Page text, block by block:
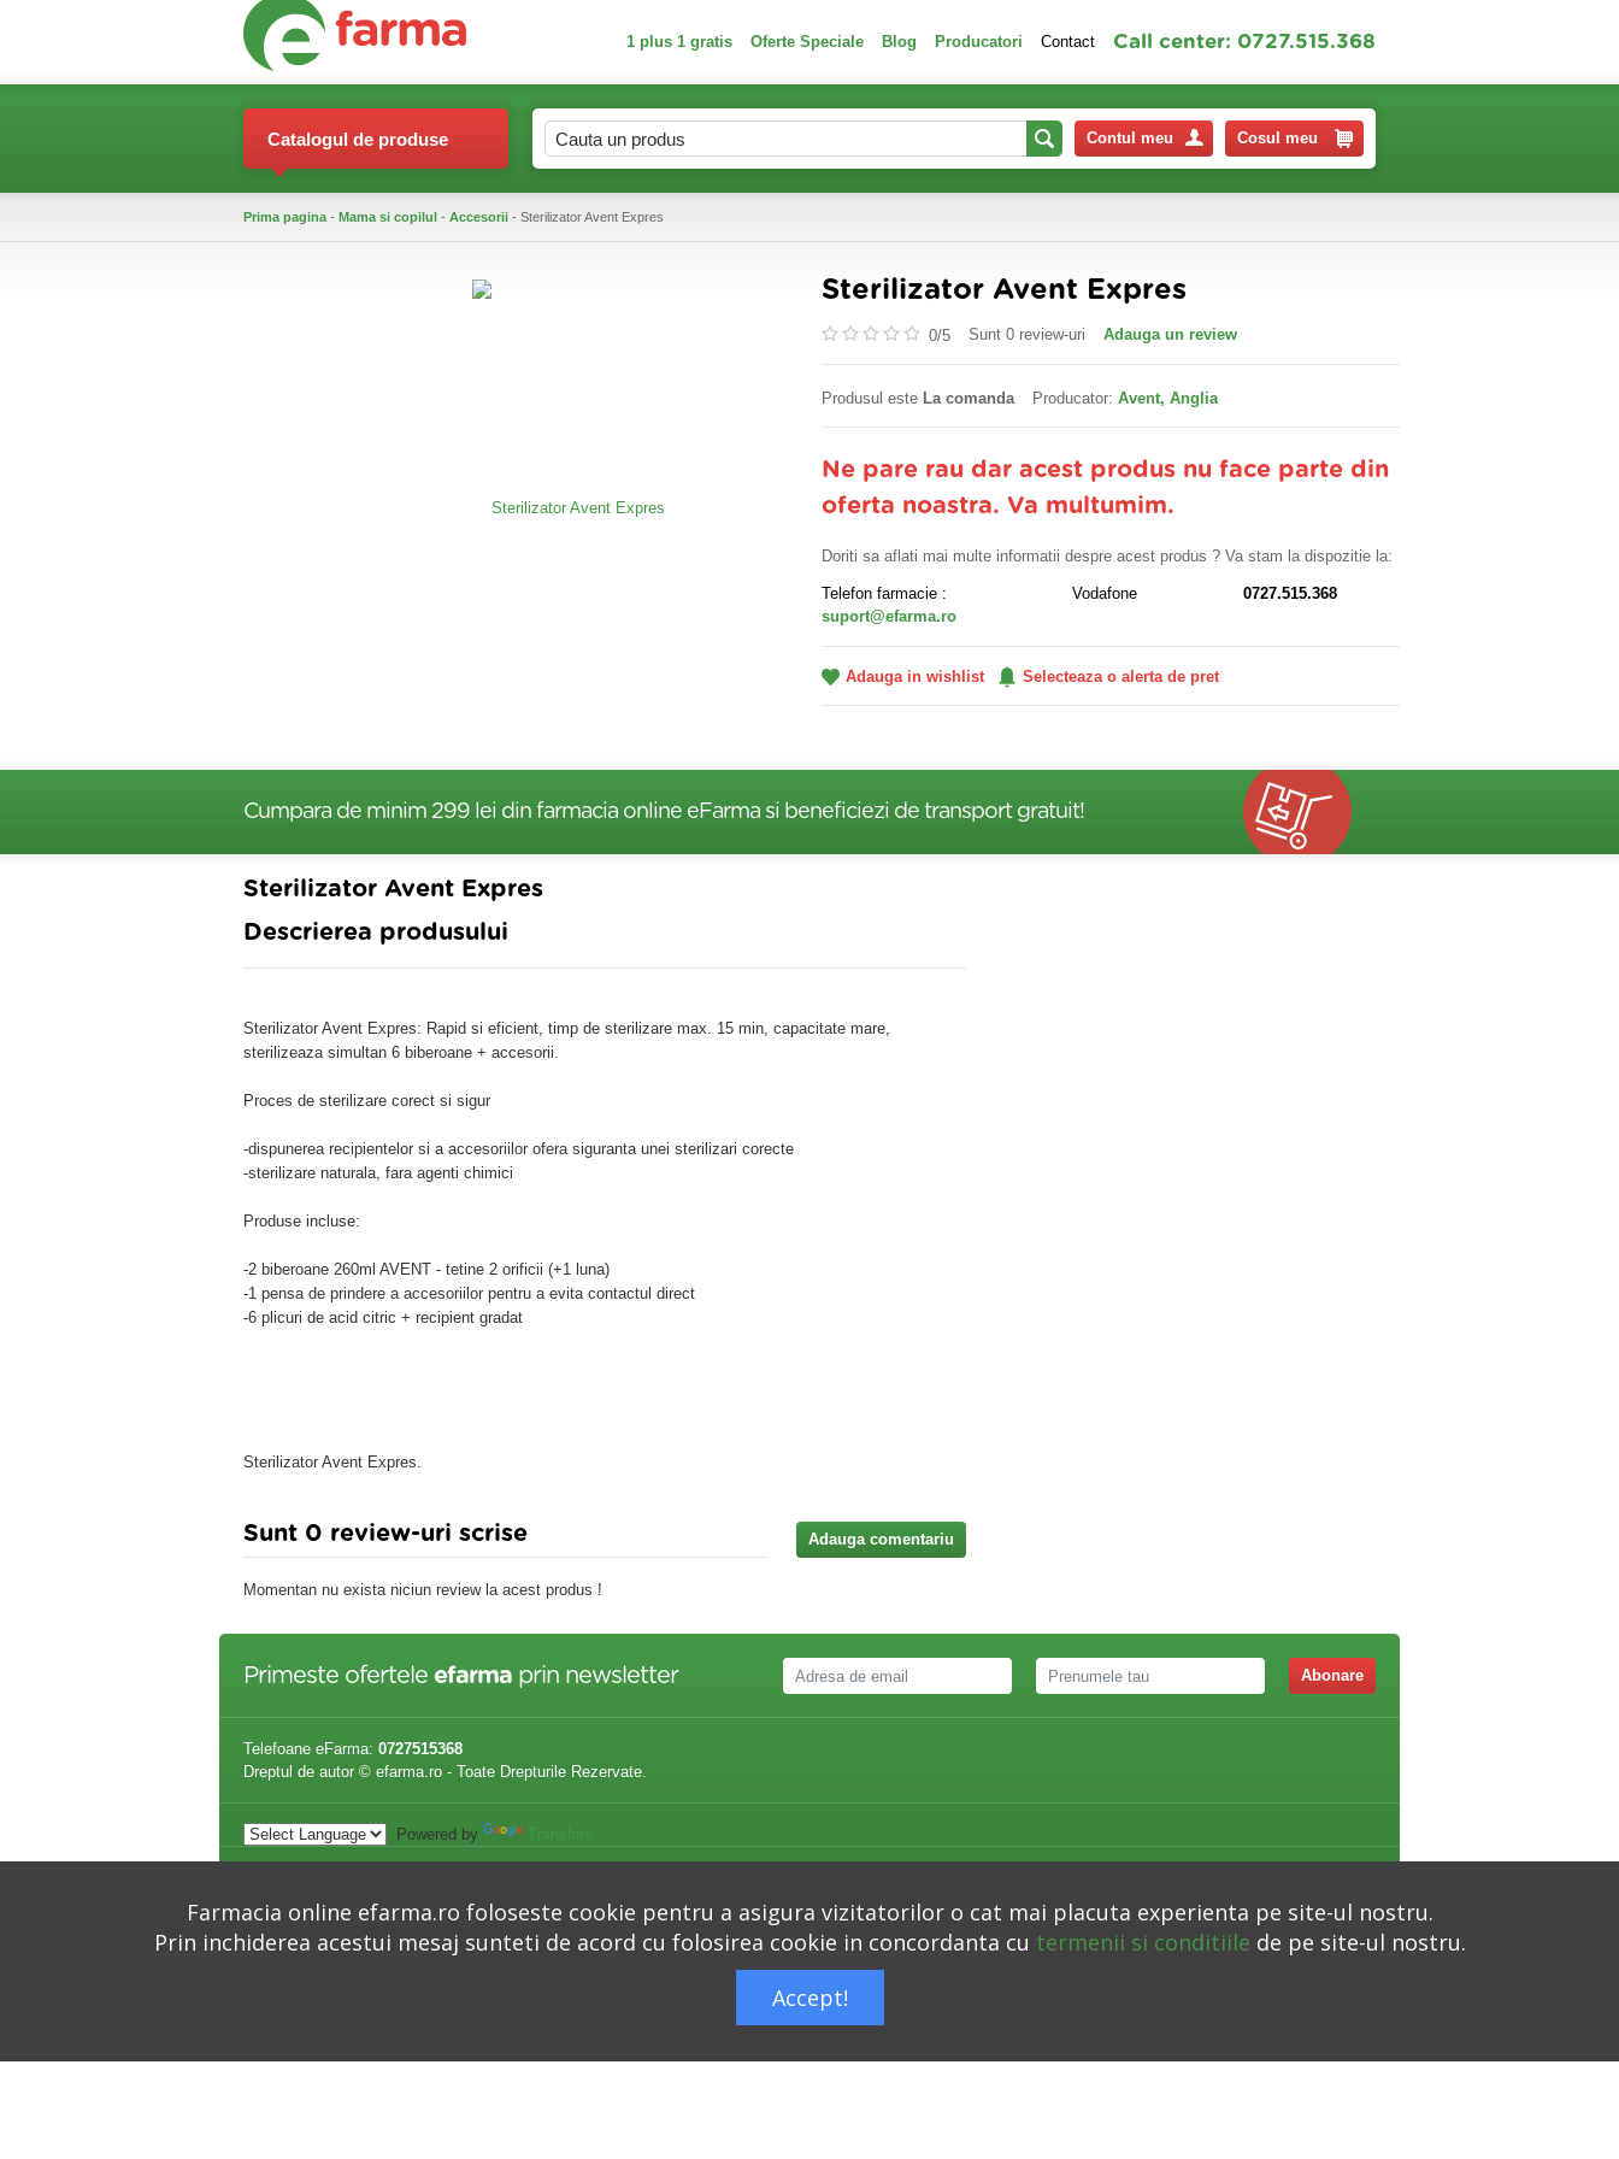
1 plus 1 gratis Oferte Speciale Blog Producatori Contact Call center: 0727.515.368
Catalogul de produse Contul meu Cosul meu
Prima pagina - Mama si copilul - Accesorii - Sterilizator Avent Expres
Sterilizator Avent Expres
0/5 Sunt 0 review-uri Adauga un review
Produsul este La comanda Producator: Avent, Anglia
Ne pare rau dar acest produs nu face parte din
oferta noastra. Va multumim.
Doriti sa aflati mai multe informatii despre acest produs ? Va stam la dispozitie la:
Telefon farmacie : Vodafone
0727.515.368
suport@efarma.ro
Adauga in wishlist Selecteaza o alerta de pret
Cumpara de minim 299 lei din farmacia online eFarma si beneficiezi de transport gratuit!
Sterilizator Avent Expres
Descrierea produsului
Sterilizator Avent Expres: Rapid si eficient, timp de sterilizare max. 15 min, capacitate mare,
sterilizeaza simultan 6 biberoane + accesorii.
Proces de sterilizare corect si sigur
-dispunerea recipientelor si a accesoriilor ofera siguranta unei sterilizari corecte
-sterilizare naturala, fara agenti chimici
Produse incluse:
-2 biberoane 260ml AVENT - tetine 2 orificii (+1 luna)
-1 pensa de prindere a accesoriilor pentru a evita contactul direct
-6 plicuri de acid citric + recipient gradat
Sterilizator Avent Expres.
Sunt 0 review-uri scrise Adauga comentariu
Momentan nu exista niciun review la acest produs !
Primeste ofertele efarma prin newsletter Abonare
Telefoane eFarma: 0727515368
Dreptul de autor © efarma.ro - Toate Drepturile Rezervate.
Powered by
Autoritatea Nationala pentru Protectia Consumatorilor –
Farmacia online efarma.ro foloseste cookie pentru a asigura vizitatorilor o cat mai placuta experienta pe site-ul nostru.
Prin inchiderea acestui mesaj sunteti de acord cu folosirea cookie in concordanta cu termenii si conditiile de pe site-ul nostru.
Accept!